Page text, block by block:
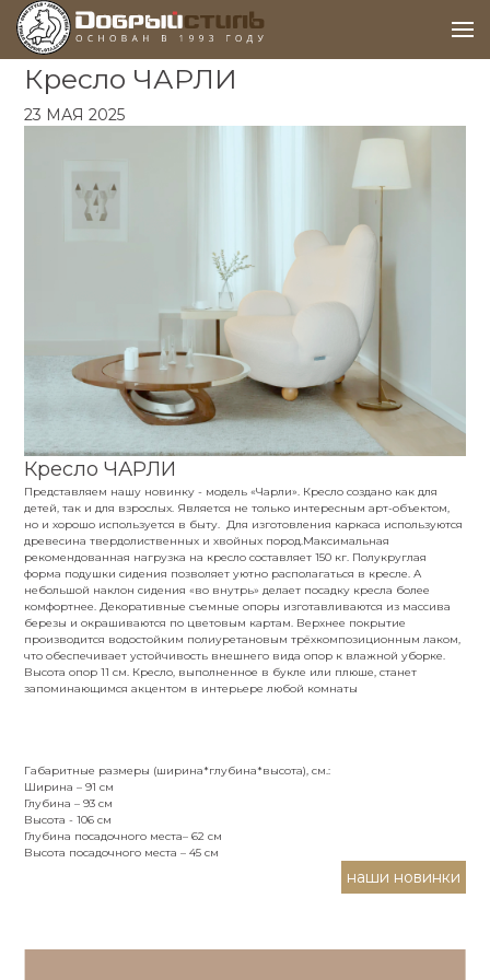
Кресло ЧАРЛИ
23 МАЯ 2025
Кресло ЧАРЛИ
Представляем нашу новинку - модель «Чарли». Кресло создано как для
детей, так и для взрослых. Является не только интересным арт-объектом,
но и хорошо используется в быту. Для изготовления каркаса используются
древесина твердолиственных и хвойных пород.Максимальная
рекомендованная нагрузка на кресло составляет 150 кг. Полукруглая
форма подушки сидения позволяет уютно располагаться в кресле. А
небольшой наклон сидения «во внутрь» делает посадку кресла более
комфортнее. Декоративные съемные опоры изготавливаются из массива
березы и окрашиваются по цветовым картам. Верхнее покрытие
производится водостойким полиуретановым трёхкомпозиционным лаком,
что обеспечивает устойчивость внешнего вида опор к влажной уборке.
Высота опор 11 см. Кресло, выполненное в букле или плюше, станет
запоминающимся акцентом в интерьере любой комнаты
Габаритные размеры (ширина*глубина*высота), см.:
Ширина – 91 см
Глубина – 93 см
Высота - 106 см
Глубина посадочного места– 62 см
Высота посадочного места – 45 см
наши новинки
Задайте свой вопрос
Мы перезвоним вам в течение 5 минут и
проконсультируем по любым вопросам.
Ваше имя*
Номер телефона*
Город